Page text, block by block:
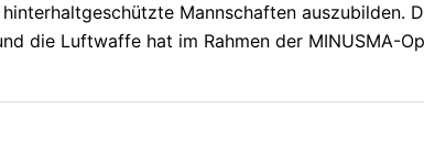
Mannschaften auszubilden.
die Luftwaffe hat im Rahmen der MINUSMA-